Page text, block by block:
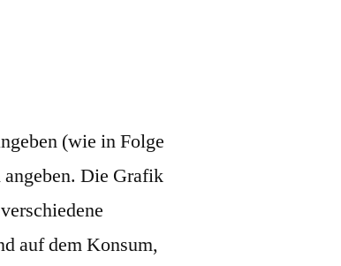
(wie in Folge
angeben. Die Grafik
auf dem Konsum,